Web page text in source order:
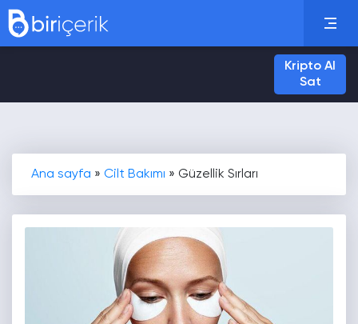
Kripto Al
Sat
Ana sayfa » Cilt Bakımı » Güzellik Sırları